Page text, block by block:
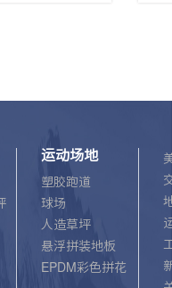
用寿命。为增
线的逆反射系
时能够有效提
交通事故的发
示司机的同
运动场地
塑胶跑道
球场
人造草坪
悬浮拼装地板
EPDM彩色拼花